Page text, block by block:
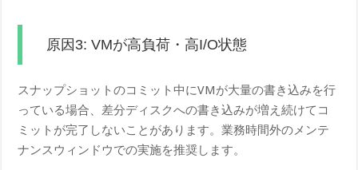
原因3: VMが高負荷・高I/O状態
スナップショットのコミット中にVMが大量の書き込みを行
っている場合、差分ディスクへの書き込みが増え続けてコ
ミットが完了しないことがあります。業務時間外のメンテ
ナンスウィンドウでの実施を推奨します。